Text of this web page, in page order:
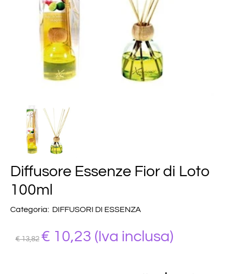
Diffusore Essenze Fior di Loto
100ml
Categoria: DIFFUSORI DI ESSENZA
€ 13,82 € 10,23 (Iva inclusa)